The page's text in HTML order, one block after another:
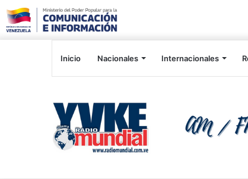
Inicio Nacionales Internacionales